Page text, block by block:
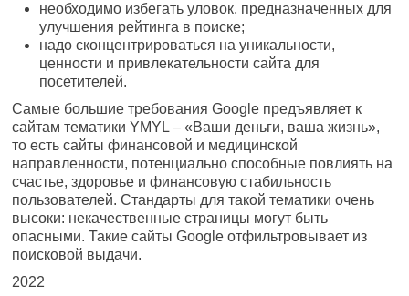
необходимо избегать уловок, предназначенных для
улучшения рейтинга в поиске;
надо сконцентрироваться на уникальности,
ценности и привлекательности сайта для
посетителей.
Самые большие требования Google предъявляет к
сайтам тематики YMYL – «Ваши деньги, ваша жизнь»,
то есть сайты финансовой и медицинской
направленности, потенциально способные повлиять на
счастье, здоровье и финансовую стабильность
пользователей. Стандарты для такой тематики очень
высоки: некачественные страницы могут быть
опасными. Такие сайты Google отфильтровывает из
поисковой выдачи.
2022